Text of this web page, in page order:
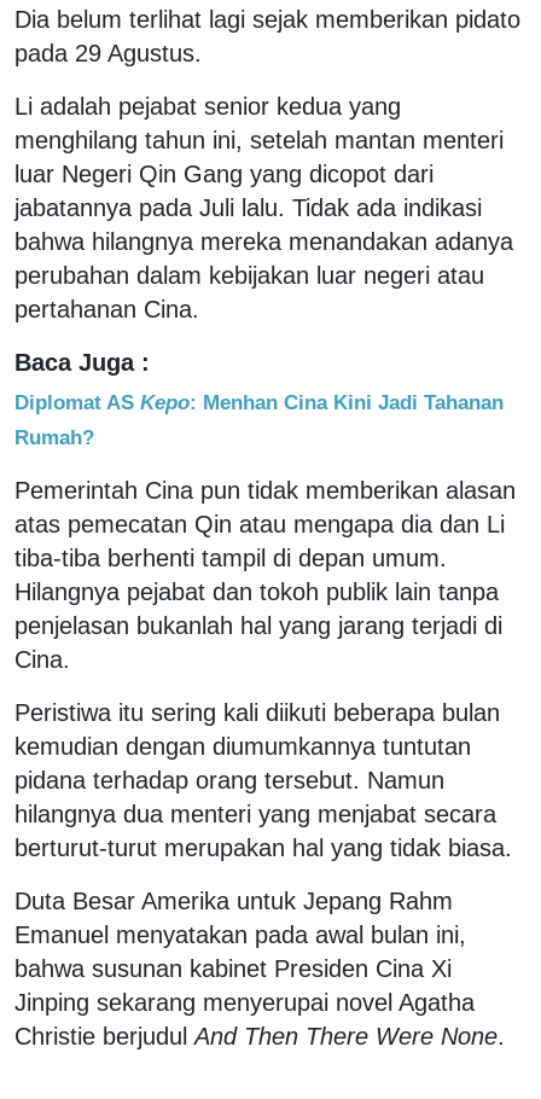
Dia belum terlihat lagi sejak memberikan pidato
pada 29 Agustus.
Li adalah pejabat senior kedua yang
menghilang tahun ini, setelah mantan menteri
luar Negeri Qin Gang yang dicopot dari
jabatannya pada Juli lalu. Tidak ada indikasi
bahwa hilangnya mereka menandakan adanya
perubahan dalam kebijakan luar negeri atau
pertahanan Cina.
Baca Juga :
Diplomat AS Kepo: Menhan Cina Kini Jadi Tahanan
Rumah?
Pemerintah Cina pun tidak memberikan alasan
atas pemecatan Qin atau mengapa dia dan Li
tiba-tiba berhenti tampil di depan umum.
Hilangnya pejabat dan tokoh publik lain tanpa
penjelasan bukanlah hal yang jarang terjadi di
Cina.
Peristiwa itu sering kali diikuti beberapa bulan
kemudian dengan diumumkannya tuntutan
pidana terhadap orang tersebut. Namun
hilangnya dua menteri yang menjabat secara
berturut-turut merupakan hal yang tidak biasa.
Duta Besar Amerika untuk Jepang Rahm
Emanuel menyatakan pada awal bulan ini,
bahwa susunan kabinet Presiden Cina Xi
Jinping sekarang menyerupai novel Agatha
Christie berjudulAnd Then There Were None.